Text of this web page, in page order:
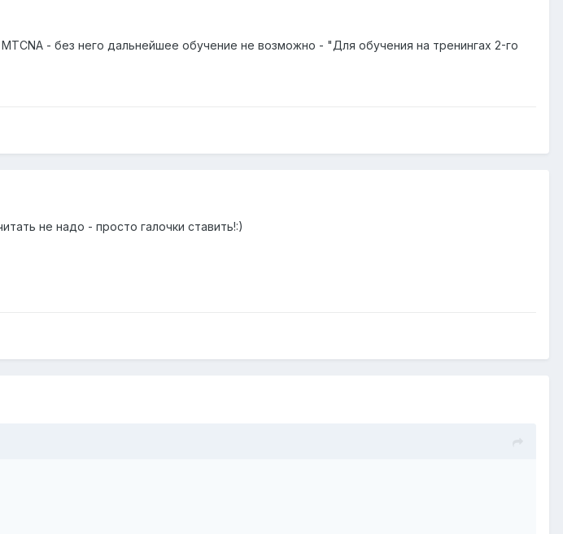
- без него дальнейшее обучение не возможно - "Для обучения на тренингах 2-го
не надо - просто галочки ставить!:)